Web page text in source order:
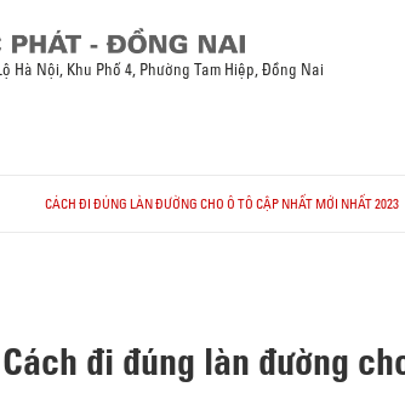
Hà Nội, Khu Phố 4, Phường Tam Hiệp, Đồng Nai
CÁCH ĐI ĐÚNG LÀN ĐƯỜNG CHO Ô TÔ CẬP NHẤT MỚI NHẤT 2023
Cách đi đúng làn đường